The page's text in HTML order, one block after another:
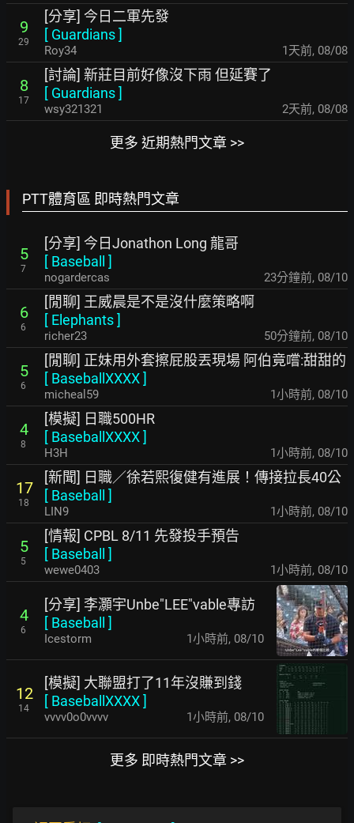
9
29
[分享] 今日二軍先發
[ Guardians]
Roy34 1天前, 08/08
8
17
[討論] 新莊目前好像沒下雨 但延賽了
[ Guardians]
wsy321321 2天前, 08/08
更多 近期熱門文章 >>
PTT體育區 即時熱門文章
5
7
[分享] 今日Jonathon Long 龍哥
[ Baseball ]
nogardercas 24分鐘前, 08/10
6
6
[閒聊] 王威晨是不是沒什麼策略啊
[ Elephants]
richer23 50分鐘前, 08/10
5
6
[閒聊] 正妹用外套擦屁股丟現場 阿伯竟嚐:甜甜的
[ BaseballXXXX]
micheal59 1小時前, 08/10
4
8
[模擬] 日職500HR
[ BaseballXXXX]
H3H 1小時前, 08/10
17
18
[新聞] 日職／徐若熙復健有進展！傳接拉長40公
[ Baseball ]
LIN9 1小時前, 08/10
5
5
[情報] CPBL 8/11 先發投手預告
[ Baseball ]
wewe0403 1小時前, 08/10
4
6
[分享] 李灝宇Unbe"LEE"vable專訪
[ Baseball ]
Icestorm 1小時前, 08/10
12
14
[模擬] 大聯盟打了11年沒賺到錢
[ BaseballXXXX]
vvvv0o0vvvv 1小時前, 08/10
更多 即時熱門文章 >>